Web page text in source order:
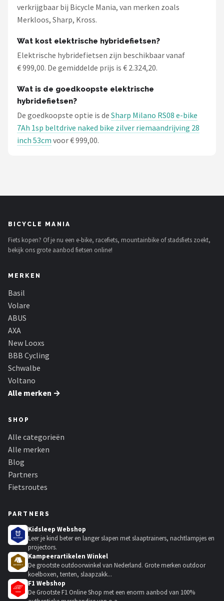
verkrijgbaar bij Bicycle Mania, van merken zoals
Merkloos, Sharp, Kross.
Wat kost elektrische hybridefietsen?
Elektrische hybridefietsen zijn beschikbaar vanaf
€ 999,00. De gemiddelde prijs is € 2.324,20.
Wat is de goedkoopste elektrische
hybridefietsen?
De goedkoopste optie is de Sharp Milano RS08 e-bike
7Ah 1sp beltdrive naked bike zilver riemaandrijving 28
inch 53cm voor € 999,00.
BICYCLE MANIA
Fiets kopen? Of je nu een e-bike, racefiets, mountainbike of stadsfiets zoekt,
bekijk ons grote aanbod fietsen online!
MERKEN
Basil
Volare
ABUS
AXA
New Looxs
BBB Cycling
Schwalbe
Voltano
Alle merken →
SHOP
Alle categorieën
Alle merken
Blog
Partners
Fietsroutes
PARTNERS
Kidsleep Webshop
Leer je kind beter en langer slapen met slaaptrainers, nachtlampjes en
projectors.
Kampeerartikelen Winkel
De grootste outdoorwinkel van Nederland. Grote merken outdoor
koelboxen, tenten, slaapzakk...
F1 Webshop
De Grootste F1 Online Shop met een enorm aanbod van 100%